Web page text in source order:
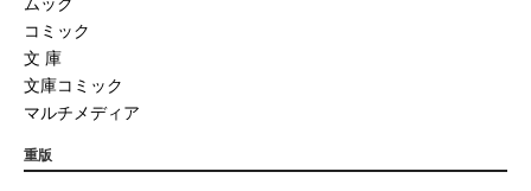
ムック
コミック
文 庫
文庫コミック
マルチメディア
重版